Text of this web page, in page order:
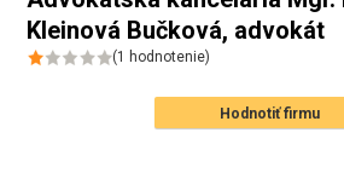
Kleinová Bučková, advokát
(1 hodnotenie)
Hodnotiť firmu